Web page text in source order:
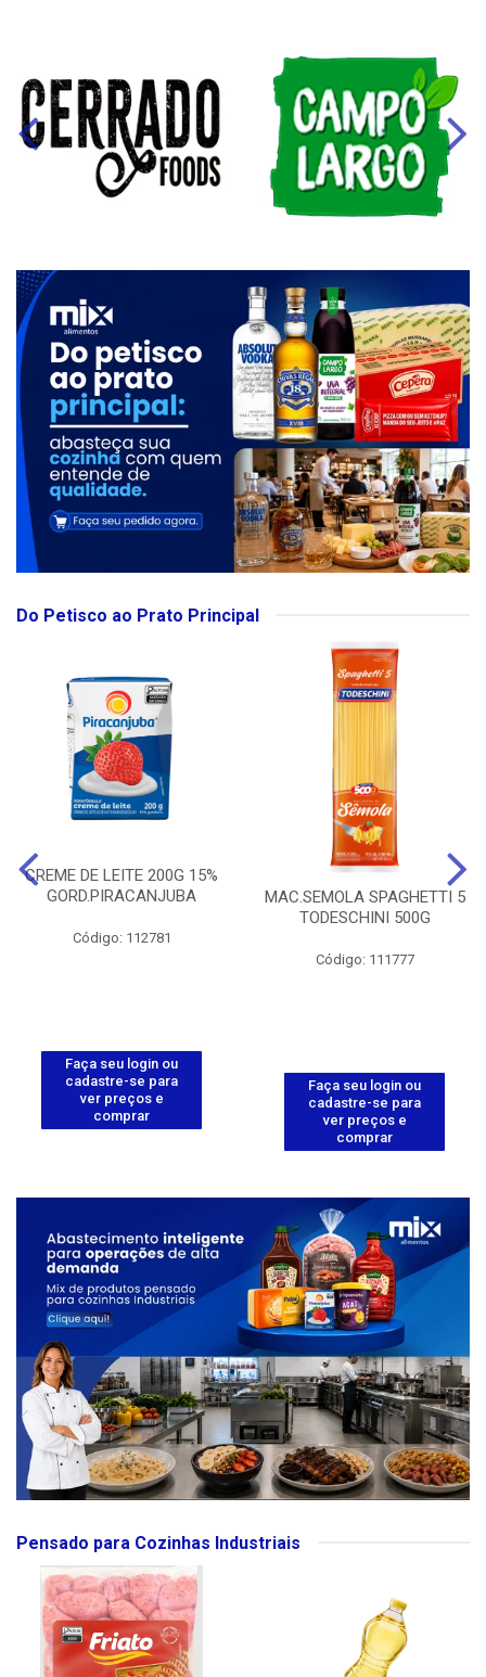
Do Petisco ao Prato Principal
CREME DE LEITE 200G 15%
GORD.PIRACANJUBA
Código: 112781
Faça seu login ou
cadastre-se para
ver preços e
comprar
MAC.SEMOLA SPAGHETTI 5
TODESCHINI 500G
Código: 111777
Faça seu login ou
cadastre-se para
ver preços e
comprar
Pensado para Cozinhas Industriais